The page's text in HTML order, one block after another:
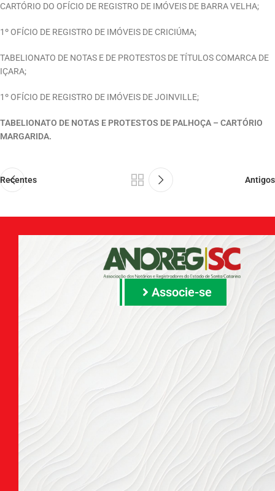
CARTÓRIO DO OFÍCIO DE REGISTRO DE IMÓVEIS DE BARRA VELHA;
1º OFÍCIO DE REGISTRO DE IMÓVEIS DE CRICIÚMA;
TABELIONATO DE NOTAS E DE PROTESTOS DE TÍTULOS COMARCA DE
IÇARA;
1º OFÍCIO DE REGISTRO DE IMÓVEIS DE JOINVILLE;
TABELIONATO DE NOTAS E PROTESTOS DE PALHOÇA – CARTÓRIO
MARGARIDA.
Recentes Antigos
Associe-se